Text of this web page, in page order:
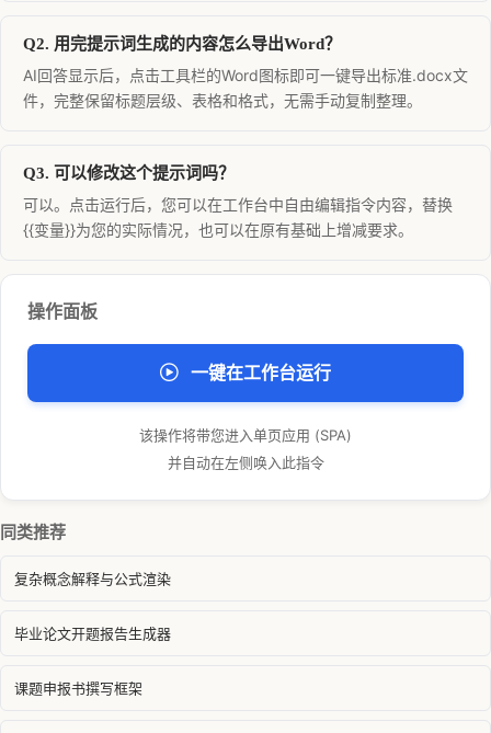
Q2. 用完提示词生成的内容怎么导出Word？
AI回答显示后，点击工具栏的Word图标即可一键导出标准.docx文
件，完整保留标题层级、表格和格式，无需手动复制整理。
Q3. 可以修改这个提示词吗？
可以。点击运行后，您可以在工作台中自由编辑指令内容，替换
{{变量}}为您的实际情况，也可以在原有基础上增减要求。
操作面板
一键在工作台运行
该操作将带您进入单页应用 (SPA)
并自动在左侧唤入此指令
同类推荐
复杂概念解释与公式渲染
毕业论文开题报告生成器
课题申报书撰写框架